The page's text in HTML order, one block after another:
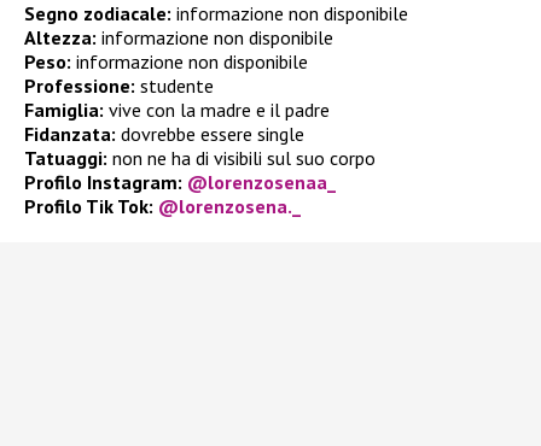
Segno zodiacale: informazione non disponibile
Altezza: informazione non disponibile
Peso: informazione non disponibile
Professione: studente
Famiglia: vive con la madre e il padre
Fidanzata: dovrebbe essere single
Tatuaggi: non ne ha di visibili sul suo corpo
Profilo Instagram: @lorenzosenaa_
Profilo Tik Tok: @lorenzosena._